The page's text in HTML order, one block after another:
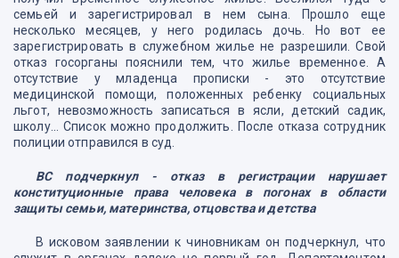
семьей и зарегистрировал в нем сына. Прошло еще
несколько месяцев, у него родилась дочь. Но вот ее
зарегистрировать в служебном жилье не разрешили. Свой
отказ госорганы пояснили тем, что жилье временное. А
отсутствие у младенца прописки - это отсутствие
медицинской помощи, положенных ребенку социальных
льгот, невозможность записаться в ясли, детский садик,
школу... Список можно продолжить. После отказа сотрудник
полиции отправился в суд.
ВС подчеркнул - отказ в регистрации нарушает
конституционные права человека в погонах в области
защиты семьи, материнства, отцовства и детства
В исковом заявлении к чиновникам он подчеркнул, что